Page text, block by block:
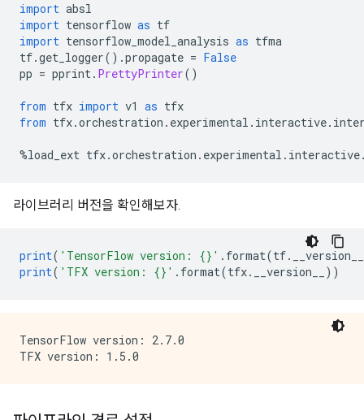
import absl
import tensorflow as tf
import tensorflow_model_analysis as tfma
tf.get_logger().propagate = False
pp = pprint. PrettyPrinter()
from tfx import v1 as tfx
from tfx.orchestration . experimental . interactive.
%load_ext tfx.orchestration . experimental . interactive
라이브러리 버전을 확인해보자.
print( 'TensorFlow version: {}' . format(tf.
__version__
print( 'TFX version: {}' . format(tfx. __version__ ))
TensorFlow version: 2.7.0